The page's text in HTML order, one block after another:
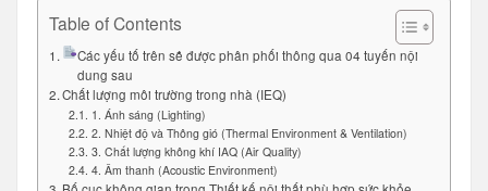
Table of Contents
Các yếu tố trên sẽ được phân phối thông qua 04 tuyến nội
dung sau
Chất lượng môi trường trong nhà (IEQ)
1. Ánh sáng (Lighting)
2. Nhiệt độ và Thông gió (Thermal Environment & Ventilation)
3. Chất lượng không khí IAQ (Air Quality)
4. Âm thanh (Acoustic Environment)